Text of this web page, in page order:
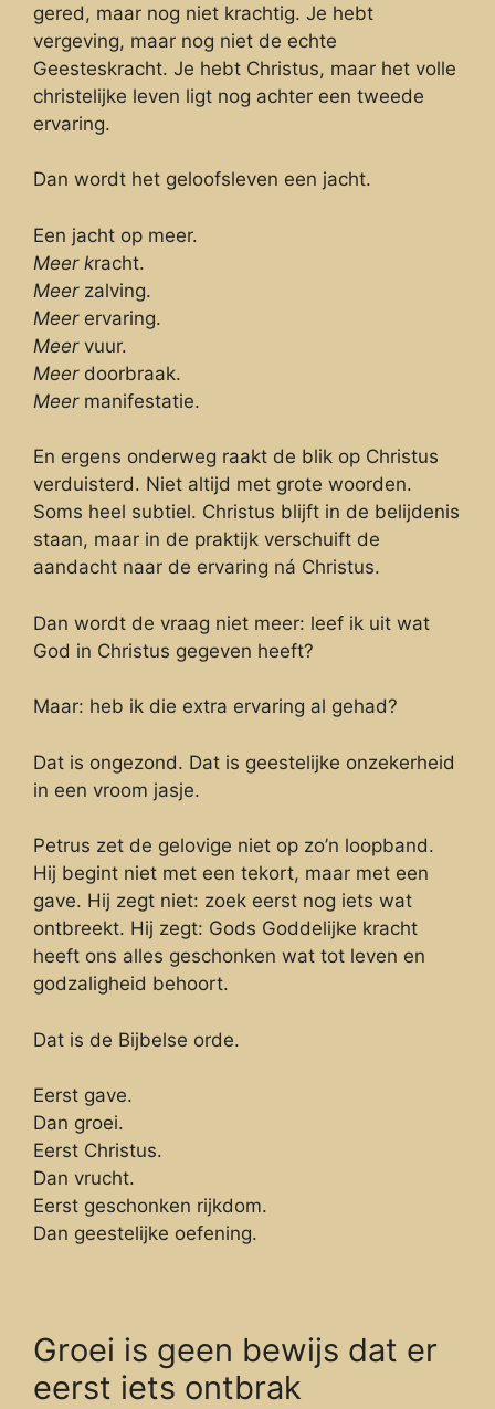
gered, maar nog niet krachtig. Je hebt
vergeving, maar nog niet de echte
Geesteskracht. Je hebt Christus, maar het volle
christelijke leven ligt nog achter een tweede
ervaring.
Dan wordt het geloofsleven een jacht.
Een jacht op meer.
Meer kracht.
Meerzalving.
Meerervaring.
Meervuur.
Meer doorbraak.
Meermanifestatie.
En ergens onderweg raakt de blik op Christus
verduisterd. Niet altijd met grote woorden.
Soms heel subtiel. Christus blijft in de belijdenis
staan, maar in de praktijk verschuift de
aandacht naar de ervaring ná Christus.
Dan wordt de vraag niet meer: leef ik uit wat
God in Christus gegeven heeft?
Maar: heb ik die extra ervaring al gehad?
Dat is ongezond. Dat is geestelijke onzekerheid
in een vroom jasje.
Petrus zet de gelovige niet op zo’n loopband.
Hij begint niet met een tekort, maar met een
gave. Hij zegt niet: zoek eerst nog iets wat
ontbreekt. Hij zegt: Gods Goddelijke kracht
heeft ons alles geschonken wat tot leven en
godzaligheid behoort.
Dat is de Bijbelse orde.
Eerst gave.
Dan groei.
Eerst Christus.
Dan vrucht.
Eerst geschonken rijkdom.
Dan geestelijke oefening.
Groei is geen bewijs dat er
eerst iets ontbrak